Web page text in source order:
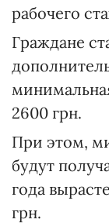
рабочего
Граждане
2600 грн.
При этом,
будут
года
грн.